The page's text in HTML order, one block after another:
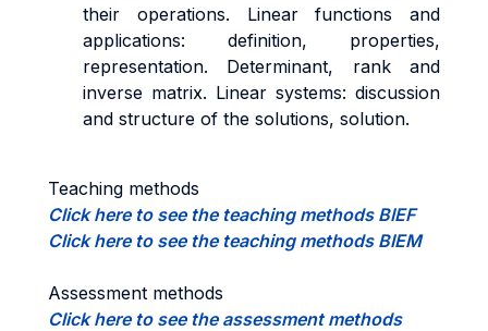
their operations. Linear functions and
applications: definition, properties,
representation. Determinant, rank and
inverse matrix. Linear systems: discussion
and structure of the solutions, solution.
Teaching methods
Click here to see the teaching methods BIEF
Click here to see the teaching methods BIEM
Assessment methods
Click here to see the assessment methods